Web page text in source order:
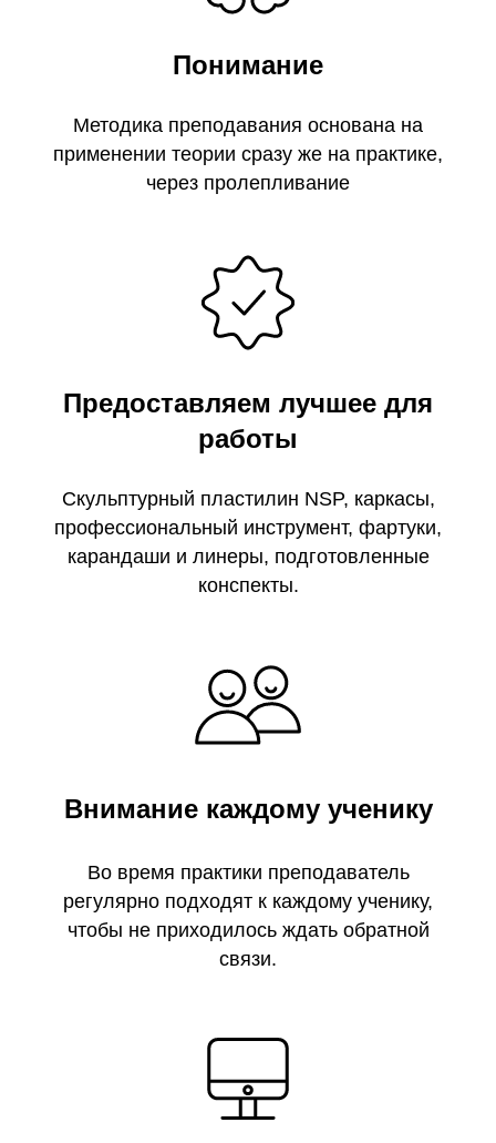
Понимание
Методика преподавания основана на
применении теории сразу же на практике,
через пролепливание
Предоставляем лучшее для
работы
Скульптурный пластилин NSP, каркасы,
профессиональный инструмент, фартуки,
карандаши и линеры, подготовленные
конспекты.
Внимание каждому ученику
Во время практики преподаватель
регулярно подходят к каждому ученику,
чтобы не приходилось ждать обратной
связи.